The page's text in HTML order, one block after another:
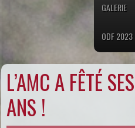
GALERIE
ODF 2023
L’AMC A FÊTÉ
ANS !